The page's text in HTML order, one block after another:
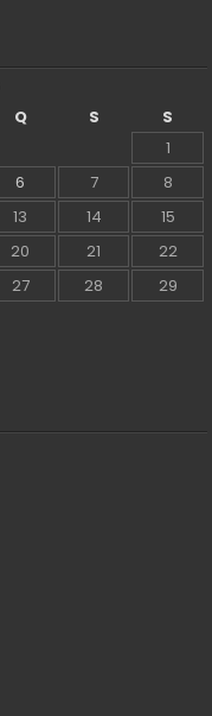
Q S
S
1
6 7
8
13 14
15
20 21
22
27 28
29